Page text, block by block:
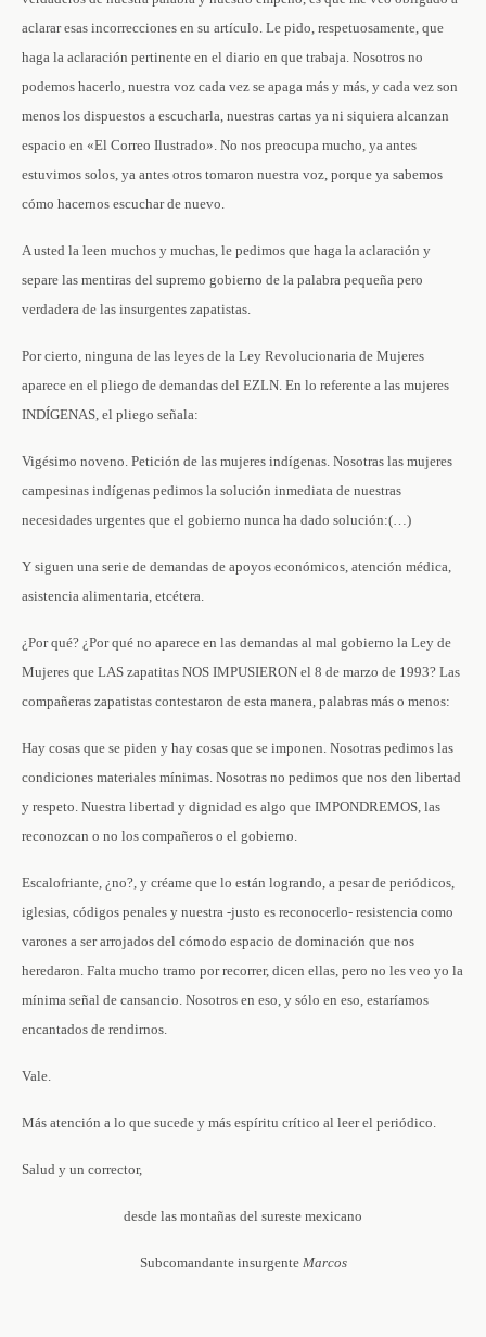
aclarar esas incorrecciones en su artículo. Le pido, respetuosamente, que
haga la aclaración pertinente en el diario en que trabaja. Nosotros no
podemos hacerlo, nuestra voz cada vez se apaga más y más, y cada vez son
menos los dispuestos a escucharla, nuestras cartas ya ni siquiera alcanzan
espacio en «El Correo Ilustrado». No nos preocupa mucho, ya antes
estuvimos solos, ya antes otros tomaron nuestra voz, porque ya sabemos
cómo hacernos escuchar de nuevo.
A usted la leen muchos y muchas, le pedimos que haga la aclaración y
separe las mentiras del supremo gobierno de la palabra pequeña pero
verdadera de las insurgentes zapatistas.
Por cierto, ninguna de las leyes de la Ley Revolucionaria de Mujeres
aparece en el pliego de demandas del EZLN. En lo referente a las mujeres
INDÍGENAS, el pliego señala:
Vigésimo noveno. Petición de las mujeres indígenas. Nosotras las mujeres
campesinas indígenas pedimos la solución inmediata de nuestras
necesidades urgentes que el gobierno nunca ha dado solución:(…)
Y siguen una serie de demandas de apoyos económicos, atención médica,
asistencia alimentaria, etcétera.
¿Por qué? ¿Por qué no aparece en las demandas al mal gobierno la Ley de
Mujeres que LAS zapatitas NOS IMPUSIERON el 8 de marzo de 1993? Las
compañeras zapatistas contestaron de esta manera, palabras más o menos:
Hay cosas que se piden y hay cosas que se imponen. Nosotras pedimos las
condiciones materiales mínimas. Nosotras no pedimos que nos den libertad
y respeto. Nuestra libertad y dignidad es algo que IMPONDREMOS, las
reconozcan o no los compañeros o el gobierno.
Escalofriante, ¿no?, y créame que lo están logrando, a pesar de periódicos,
iglesias, códigos penales y nuestra -justo es reconocerlo- resistencia como
varones a ser arrojados del cómodo espacio de dominación que nos
heredaron. Falta mucho tramo por recorrer, dicen ellas, pero no les veo yo la
mínima señal de cansancio. Nosotros en eso, y sólo en eso, estaríamos
encantados de rendirnos.
Vale.
Más atención a lo que sucede y más espíritu crítico al leer el periódico.
Salud y un corrector,
desde las montañas del sureste mexicano
Subcomandante insurgente Marcos